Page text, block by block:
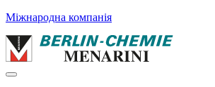
Міжнародна компанія